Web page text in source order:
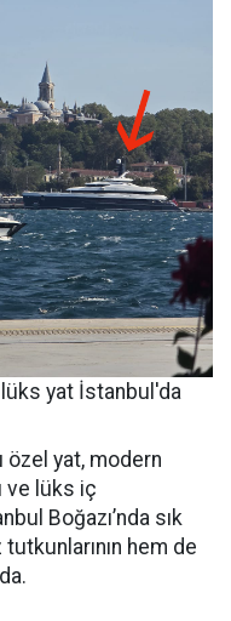
yat İstanbul'da
özel yat, modern
ve lüks iç
Boğazı’nda sık
hem de